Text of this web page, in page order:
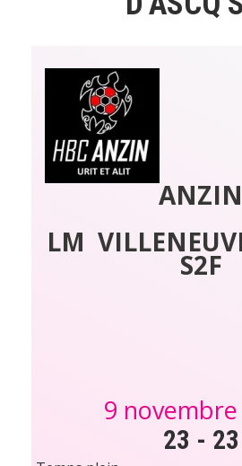
ANZIN
LM
S2F
9
23 - 23